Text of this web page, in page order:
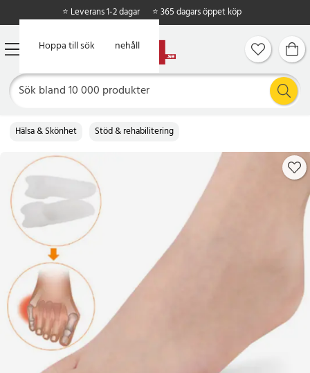
Hoppa till huvudinnehåll
Hoppa till sök
⭐ Leverans 1-2 dagar ⭐ 365 dagars öppet köp
Hälsa & Skönhet Stöd & rehabilitering